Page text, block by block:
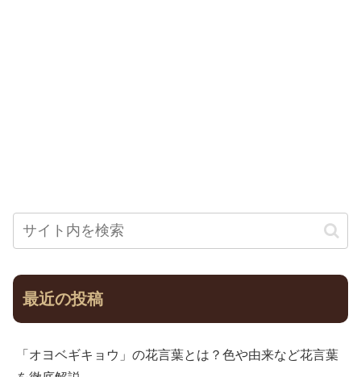
最近の投稿
「オヨベギキョウ」の花言葉とは？色や由来など花言葉